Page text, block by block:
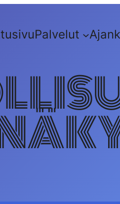
Palvelut